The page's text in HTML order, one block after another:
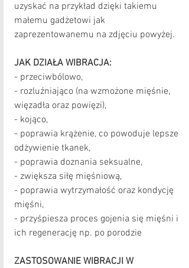
uzyskać na przykład dzięki takiemu
małemu gadżetowi jak
zaprezentowanemu na zdjęciu powyżej.
JAK DZIAŁA WIBRACJA:
- przeciwbólowo,
- rozluźniająco (na wzmożone mięśnie,
więzadła oraz powięzi),
- kojąco,
- poprawia krążenie, co powoduje lepsze
odżywienie tkanek,
- poprawia doznania seksualne,
- zwiększa siłę mięśniową,
- poprawia wytrzymałość oraz kondycję
mięśni,
- przyśpiesza proces gojenia się mięśni i
ich regenerację np. po porodzie
ZASTOSOWANIE WIBRACJI W